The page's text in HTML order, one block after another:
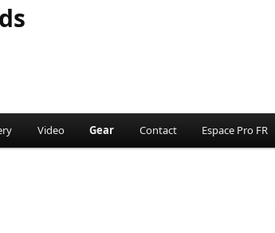
Video Gear Contact Espace Pro FR